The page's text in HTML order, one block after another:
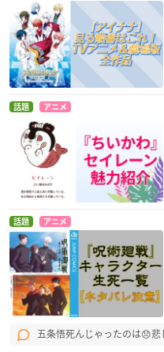
話題 アニメ
話題 アニメ
五条悟死んじゃったのは😞